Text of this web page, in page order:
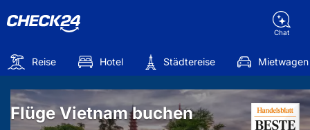
Chat
Reise Hotel Städtereise Mietwagen
Flüge Vietnam buchen